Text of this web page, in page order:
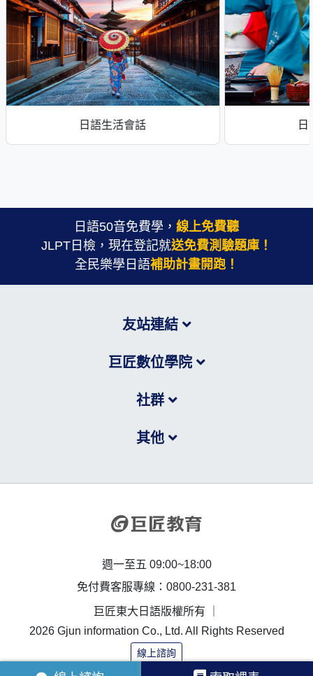
日語生活會話
日語50音免費學， 線上免費聽
JLPT日檢，現在登記就送免費測驗題庫！
全民樂學日語補助計畫開跑！
友站連結
巨匠數位學院
社群
其他
週一至五 09:00~18:00
免付費客服專線：0800-231-381
巨匠東大日語版權所有 ｜
2026 Gjun information Co., Ltd. All Rights Reserved
線上諮詢